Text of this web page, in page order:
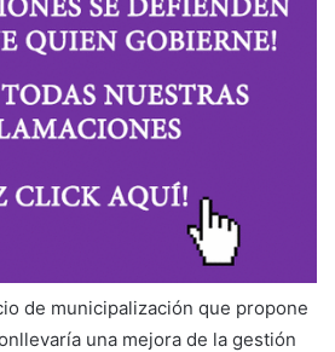
de municipalización que propone
una mejora de la gestión